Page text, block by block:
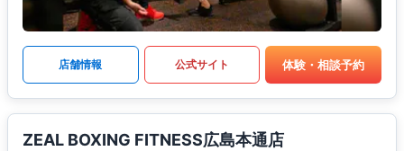
店舗情報 公式サイト 体験・相談予約
ZEAL BOXING FITNESS広島本通店